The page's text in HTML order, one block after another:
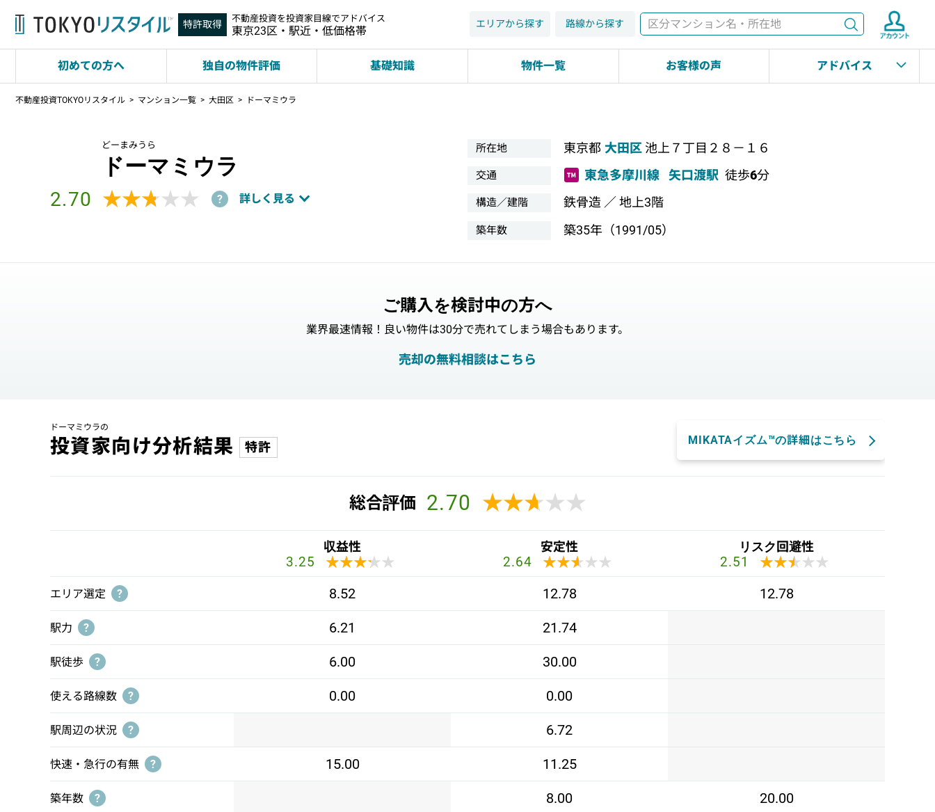
特許取得 不動産投資を投資家目線でアドバイス
東京23区・駅近・低価格帯
検索
エリアから探す 路線から探す
初めての方へ 独自の物件評価 基礎知識 物件一覧 お客様の声 アドバイス
不動産投資TOKYOリスタイル マンション一覧 大田区 ドーマミウラ
どーまみうら
ドーマミウラ
2.70 ★★★★★
★★★★★ ? 詳しく見る
所在地 東京都 大田区 池上７丁目２８－１６
交通 東急多摩川線 矢口渡駅 徒歩6分
構造／建階 鉄骨造 ／ 地上3階
築年数 築35年（1991/05）
ご購入を検討中の方へ
業界最速情報！良い物件は30分で売れてしまう場合もあります。
売却の無料相談はこちら
ドーマミウラの
投資家向け分析結果 特許 MIKATAイズム™の詳細はこちら
総合評価 2.70 ★★★★★
★★★★★
収益性
3.25 ★★★★★
★★★★★
安定性
2.64 ★★★★★
★★★★★
リスク回避性
2.51 ★★★★★
★★★★★
エリア選定 ? 8.52 12.78 12.78
駅力 ? 6.21 21.74
駅徒歩 ? 6.00 30.00
使える路線数 ? 0.00 0.00
駅周辺の状況 ? 6.72
快速・急行の有無 ? 15.00 11.25
築年数 ? 8.00 20.00